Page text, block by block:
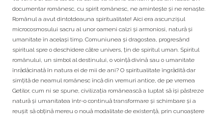
documentar românesc, cu spirit românesc, ne amintește și ne renaște.
Românul a avut dintotdeauna spiritualitate! Aici era ascunzișul
microcosmosului sacru al unor oameni calzi și armoniosi, natură și
umanitate în același timp. Comuniunea și dragostea, progresând
spiritual spre o deschidere către univers, țin de spiritul uman. Spiritul
românului, un simbol al destinului, o voință divină sau o umanitate
înrădăcinată în natura ei de mii de ani? O spiritualitate îngrădită dar
simțită de neamul românesc încă din vremuri antice, de pe vremea
Getilor, cum ni se spune, civilizația românească a luptat să își păstreze
natură și umanitatea într-o continuă transformare și schimbare și a
reușit să obțină mereu o nouă modalitate de existență, prin cunoaștere